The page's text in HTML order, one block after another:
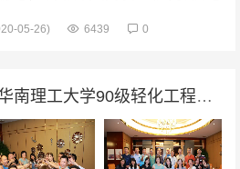
的...05-26) 6439 0
二十五年，再一起丨华南理工大学90级轻化工程系化学纤维专业毕业25周年